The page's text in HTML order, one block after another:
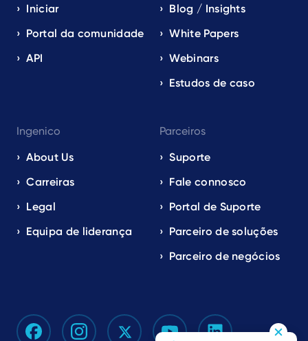
Iniciar
Portal da comunidade
API
Blog / Insights
White Papers
Webinars
Estudos de caso
Ingenico
About Us
Carreiras
Legal
Equipa de liderança
Parceiros
Suporte
Fale connosco
Portal de Suporte
Parceiro de soluções
Parceiro de negócios